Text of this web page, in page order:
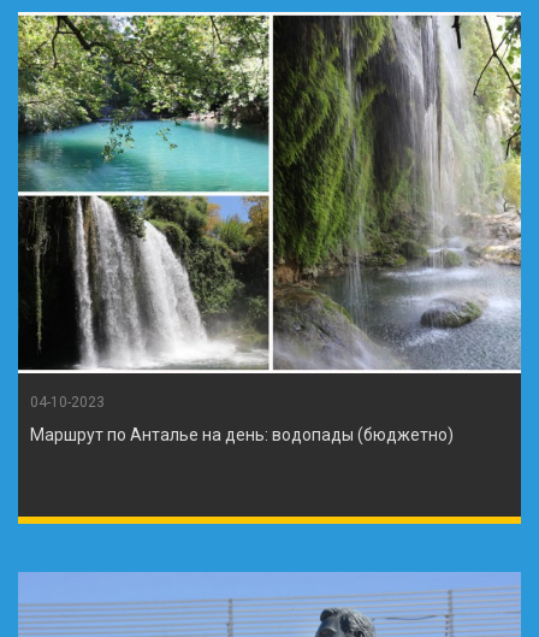
04-10-2023
Маршрут по Анталье на день: водопады (бюджетно)